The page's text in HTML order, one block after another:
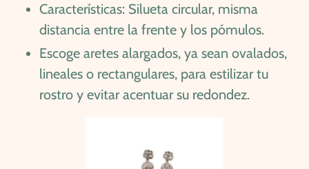
Características: Silueta circular, misma
distancia entre la frente y los pómulos.
Escoge aretes alargados, ya sean ovalados,
lineales o rectangulares, para estilizar tu
rostro y evitar acentuar su redondez.